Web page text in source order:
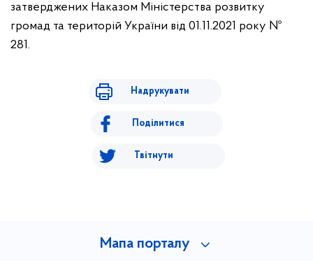
затверджених Наказом Міністерства розвитку
громад та територій України від 01.11.2021 року №
281.
Надрукувати
Поділитися
Твітнути
Мапа порталу